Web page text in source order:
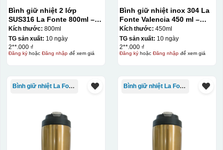
Bình giữ nhiệt 2 lớp
SUS316 La Fonte 800ml –
012720
Kích thước: 800ml
TG sản xuất: 10 ngày
2**.000 ₫
Đăng kýhoặc Đăng nhậpđể xem giá
Bình giữ nhiệt inox 304 La
Fonte Valencia 450 ml –
012355
Kích thước: 450ml
TG sản xuất: 10 ngày
2**.000 ₫
Đăng kýhoặc Đăng nhậpđể xem giá
Bình giữ nhiệt La Fonte Bình giữ nhiệt La Fonte